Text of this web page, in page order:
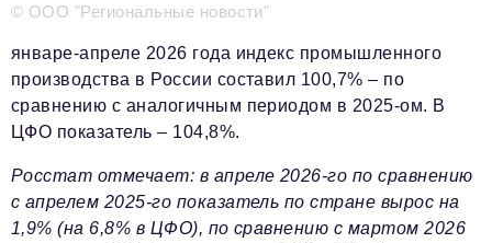
partner@business-magazine.online
© ООО "Региональные новости"
январе-апреле 2026 года индекс промышленного
производства в России составил 100,7% – по
сравнению с аналогичным периодом в 2025-ом. В
ЦФО показатель – 104,8%.
Росстат отмечает: в апреле 2026-го по сравнению
с апрелем 2025-го показатель по стране вырос на
1,9% (на 6,8% в ЦФО), по сравнению с мартом 2026